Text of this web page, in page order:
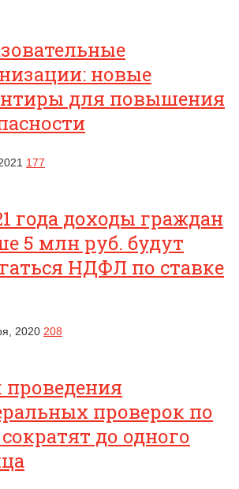
новые
для повышения
177
года доходы граждан
5 млн руб. будут
НДФЛ по ставке
2020 208
проведения
проверок по
до одного